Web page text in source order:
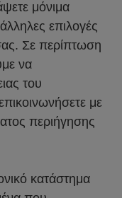
μόνιμα
επιλογές
Σε περίπτωση
να
του
με
περιήγησης
κατάστημα